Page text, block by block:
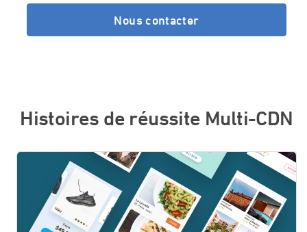
Nous contacter
Histoires de réussite Multi-CDN